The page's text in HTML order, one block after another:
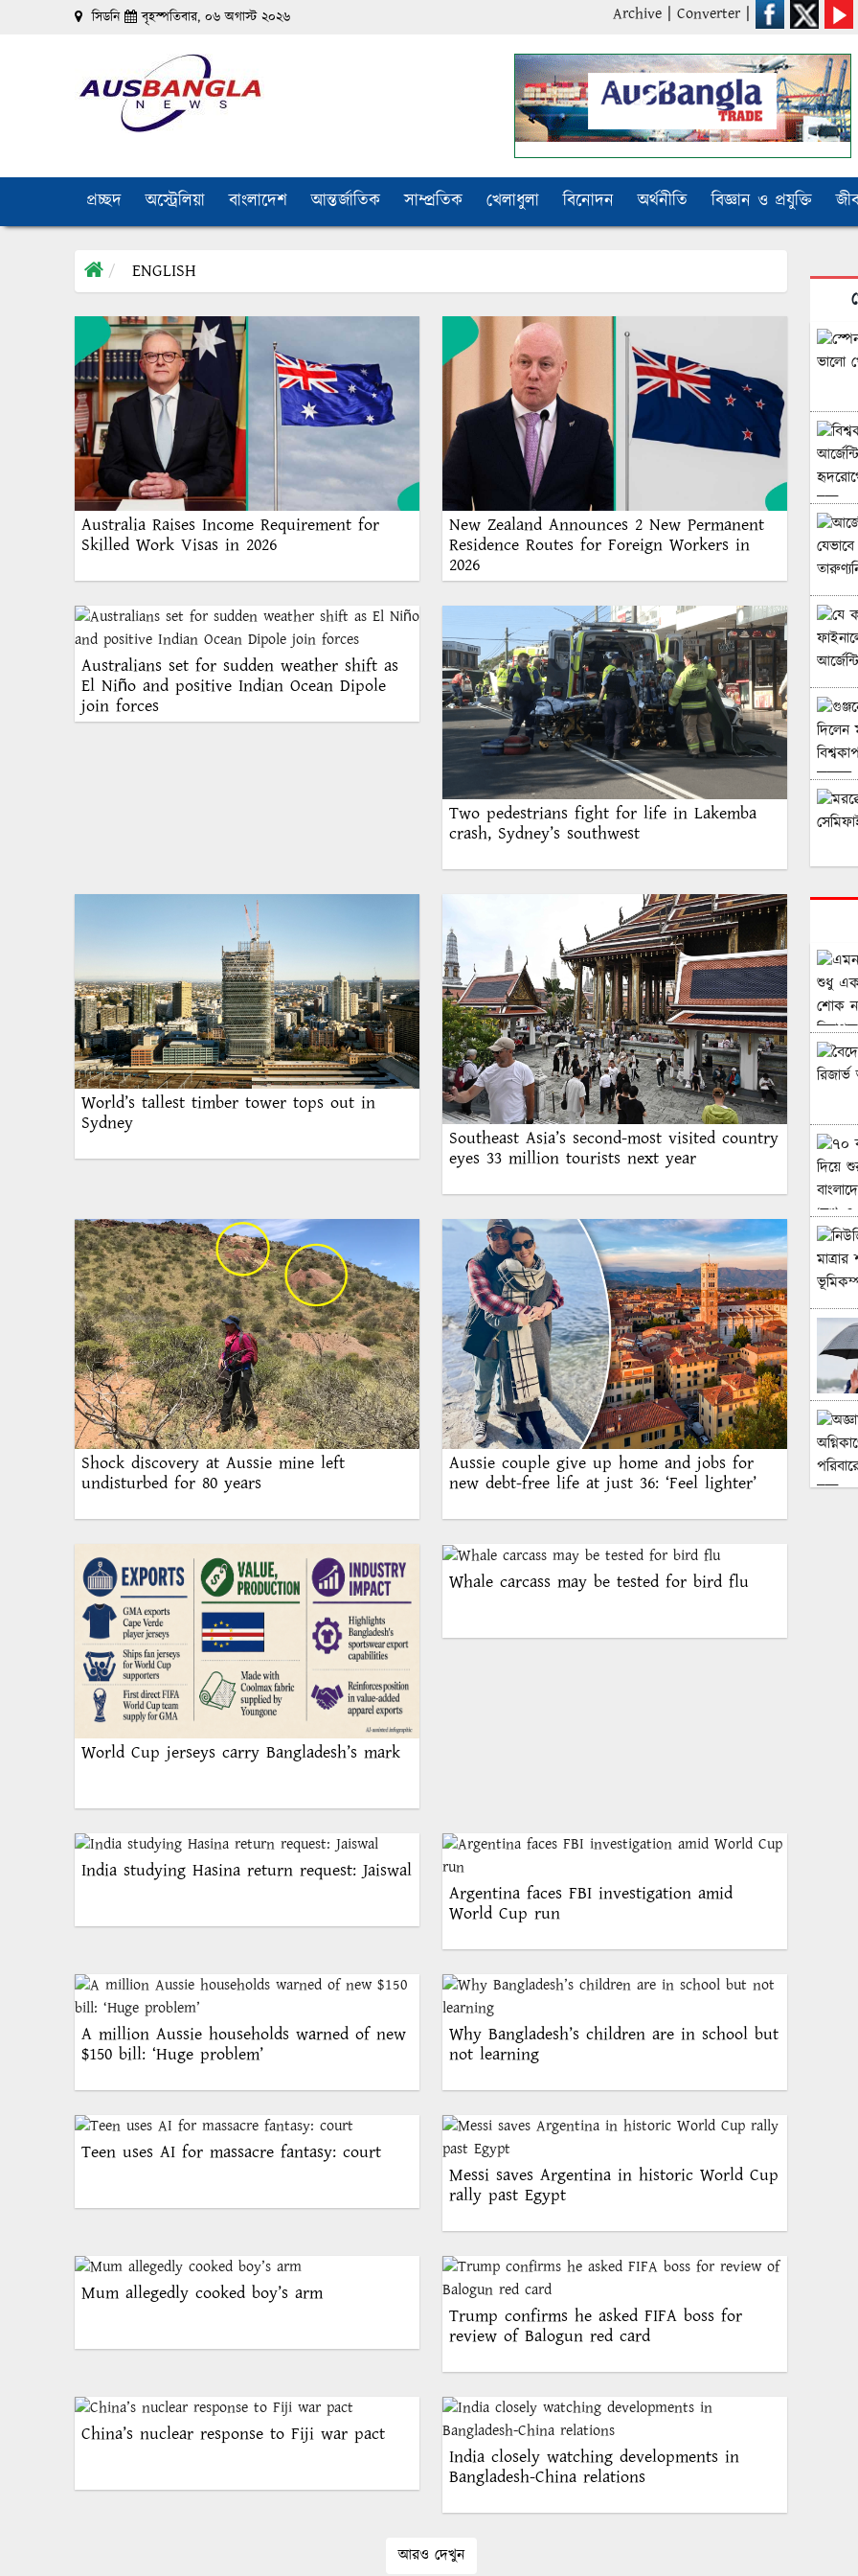
সিডনি বৃহস্পতিবার, ০৬ অগাস্ট ২০২৬ Archive | Converter |
প্রচ্ছদ অস্ট্রেলিয়া বাংলাদেশ আন্তর্জাতিক সাম্প্রতিক খেলাধুলা বিনোদন অর্থনীতি বিজ্ঞান ও প্রযুক্তি
ENGLISH
Australia Raises Income Requirement for
Skilled Work Visas in 2026
New Zealand Announces 2 New Permanent
Residence Routes for Foreign Workers in
2026
Australians set for sudden weather shift as
El Niño and positive Indian Ocean Dipole
join forces
Two pedestrians fight for life in Lakemba
crash, Sydney’s southwest
World’s tallest timber tower tops out in
Sydney
Southeast Asia’s second-most visited country
eyes 33 million tourists next year
Shock discovery at Aussie mine left
undisturbed for 80 years
Aussie couple give up home and jobs for
new debt-free life at just 36: ‘Feel lighter’
World Cup jerseys carry Bangladesh’s mark
Whale carcass may be tested for bird flu
India studying Hasina return request: Jaiswal
Argentina faces FBI investigation amid
World Cup run
A million Aussie households warned of new
$150 bill: ‘Huge problem’
Why Bangladesh’s children are in school but
not learning
Teen uses AI for massacre fantasy: court
Messi saves Argentina in historic World Cup
rally past Egypt
Mum allegedly cooked boy’s arm
Trump confirms he asked FIFA boss for
review of Balogun red card
China’s nuclear response to Fiji war pact
India closely watching developments in
Bangladesh-China relations
আরও দেখুন